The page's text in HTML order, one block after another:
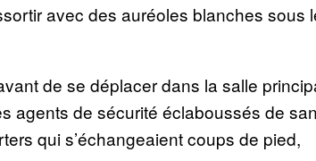
avec des auréoles blanches sous
de se déplacer dans la salle
agents de sécurité éclaboussés de
qui s’échangeaient coups de pied,